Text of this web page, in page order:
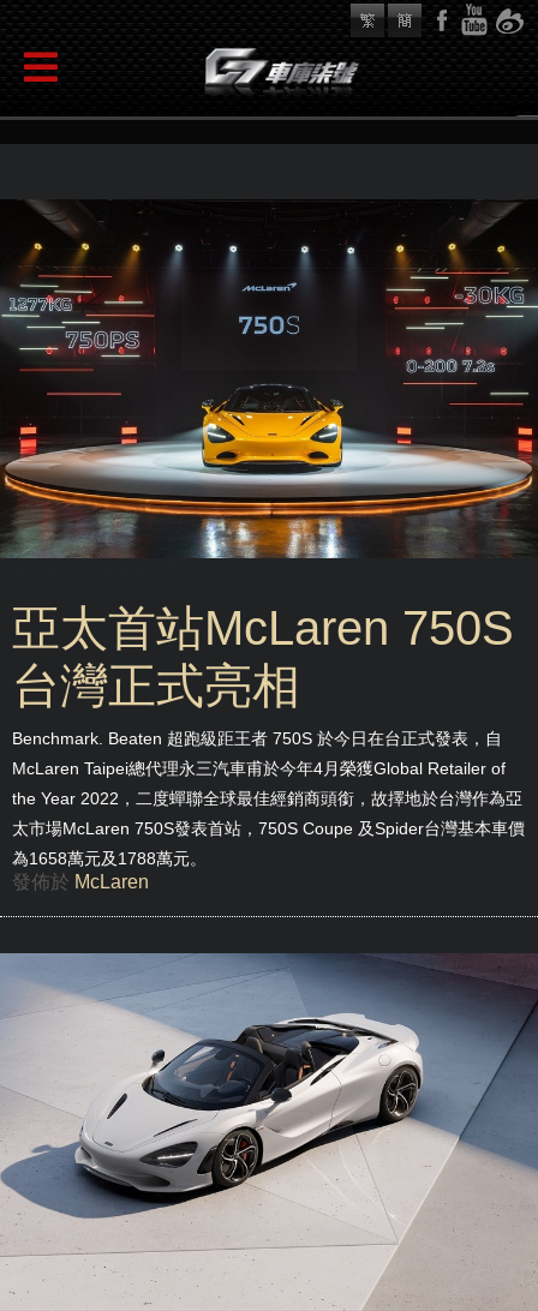
亞太首站McLaren 750S
台灣正式亮相
Benchmark. Beaten 超跑級距王者 750S 於今日在台正式發表，自
McLaren Taipei總代理永三汽車甫於今年4月榮獲Global Retailer of
the Year 2022，二度蟬聯全球最佳經銷商頭銜，故擇地於台灣作為亞
太市場McLaren 750S發表首站，750S Coupe 及Spider台灣基本車價
為1658萬元及1788萬元。
發佈於 McLaren